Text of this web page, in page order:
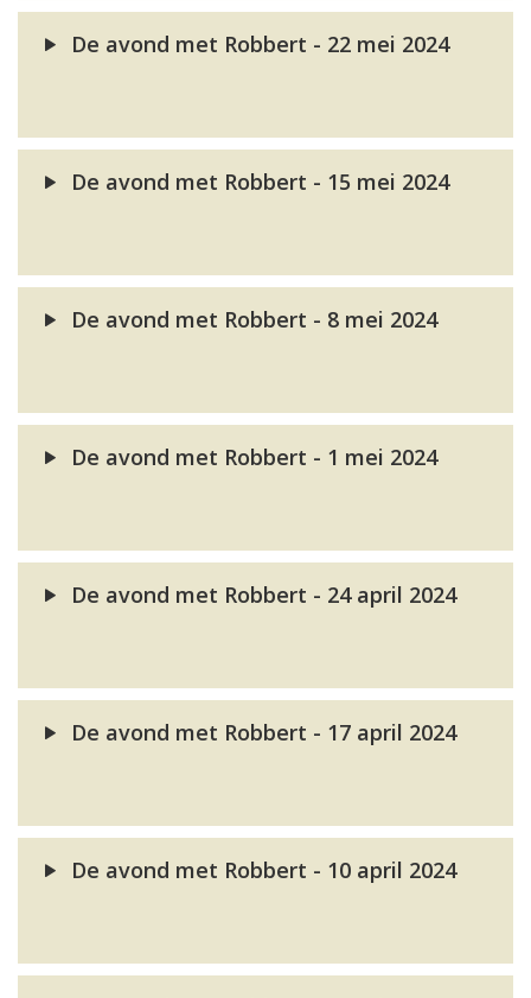
De avond met Robbert - 22 mei 2024
De avond met Robbert - 15 mei 2024
De avond met Robbert - 8 mei 2024
De avond met Robbert - 1 mei 2024
De avond met Robbert - 24 april 2024
De avond met Robbert - 17 april 2024
De avond met Robbert - 10 april 2024